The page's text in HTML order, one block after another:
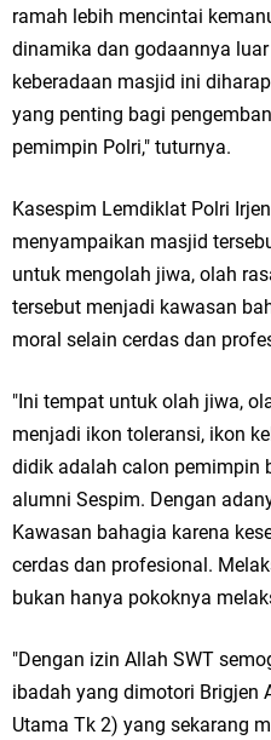
ramah lebih mencintai
dinamika dan godaannya
keberadaan masjid ini
yang penting bagi
pemimpin Polri," tuturnya.
Kasespim Lemdiklat Polri
menyampaikan masjid
untuk mengolah jiwa, olah
tersebut menjadi kawasan
moral selain cerdas dan
"Ini tempat untuk olah jiwa,
menjadi ikon toleransi, ikon
didik adalah calon pemimpin
alumni Sespim. Dengan
Kawasan bahagia karena
cerdas dan profesional.
bukan hanya pokoknya
"Dengan izin Allah SWT
ibadah yang dimotori Brigjen
Utama Tk 2) yang sekarang